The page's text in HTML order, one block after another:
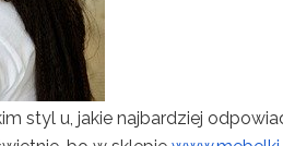
styl u, jakie najbardziej